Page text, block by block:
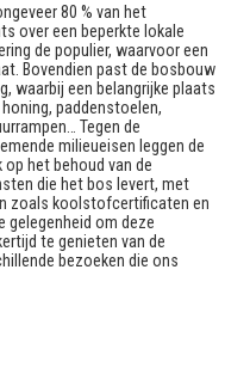
80 % van het
over een beperkte lokale
de populier, waarvoor een
Bovendien past de bosbouw
waarbij een belangrijke plaats
paddenstoelen,
Tegen de
milieueisen leggen de
op het behoud van de
die het bos levert, met
zoals koolstofcertificaten en
gelegenheid om deze
te genieten van de
bezoeken die ons